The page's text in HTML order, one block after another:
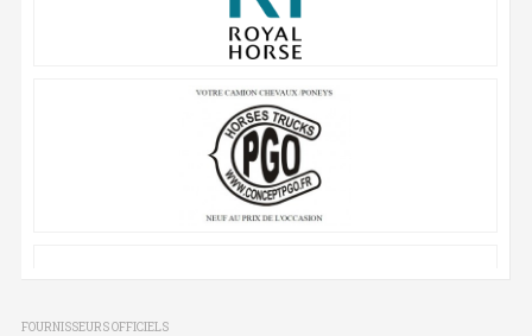
FOURNISSEURS OFFICIELS